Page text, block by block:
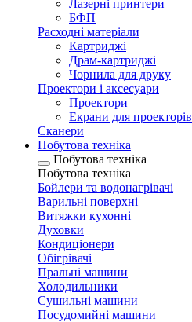
Лазерні принтери
БФП
Расходні матеріали
Картриджі
Драм-картриджі
Чорнила для друку
Проектори і аксесуари
Проектори
Екрани для проекторів
Сканери
Побутова техніка
Побутова техніка
Побутова техніка
Бойлери та водонагрівачі
Варильні поверхні
Витяжки кухонні
Духовки
Кондиціонери
Обігрівачі
Пральні машини
Холодильники
Сушильні машини
Посудомийні машини